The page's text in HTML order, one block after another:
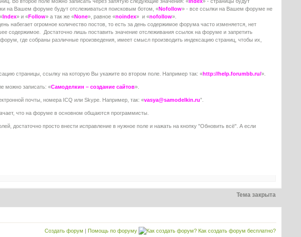
на Вашем форуме будут отслеживаться поисковым ботом, «Nofollow» - все ссылки на Вашем форуме не
Index» и «Follow» а так же «None», равное «noindex» и «nofollow».
огромное количество постов, то есть за день содержимое форума часто изменяется, нет
содержимое. Достаточно лишь поставить значение отслеживания ссылок на форуме и запретить
где собраны различные произведения, имеет смысл производить индексацию страниц, чтобы их,
страницы, ссылку на которую Вы укажите во втором поле. Например так: «http://help.forumbb.ru/».
можно записать: «Самоделкин – создание сайтов».
почты, номера ICQ или Skype. Например, так: «vasya@samodelkin.ru”.
что на форуме в основном общаются программисты.
достаточно просто внести исправление в нужное поле и нажать на кнопку "Обновить всё". А если
Тема закрыта
Создать форум | Помощь по форуму